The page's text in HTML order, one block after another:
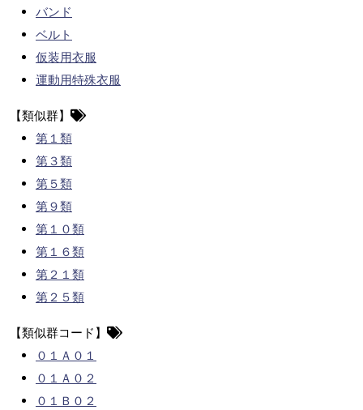
バンド
ベルト
仮装用衣服
運動用特殊衣服
【類似群】
第１類
第３類
第５類
第９類
第１０類
第１６類
第２１類
第２５類
【類似群コード】
０１Ａ０１
０１Ａ０２
０１Ｂ０２